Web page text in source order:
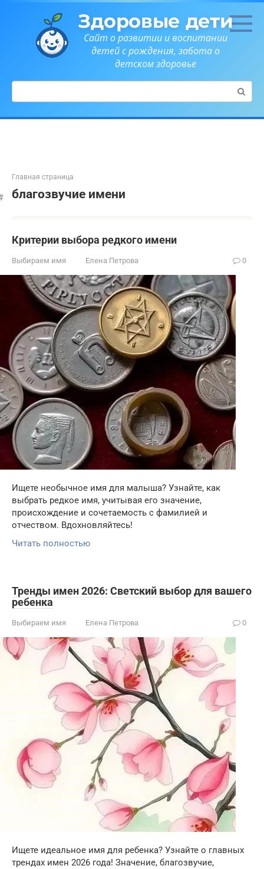
Здоровые дети
Сайт о развитии и воспитании
детей с рождения, забота о
детском здоровье
Поиск:
Главная страница
благозвучие имени
Критерии выбора редкого имени
Выбираем имя Елена Петрова 0
Ищете необычное имя для малыша? Узнайте, как
выбрать редкое имя, учитывая его значение,
происхождение и сочетаемость с фамилией и
отчеством. Вдохновляйтесь!
Читать полностью
Тренды имен 2026: Светский выбор для вашего
ребенка
Выбираем имя Елена Петрова 0
Ищете идеальное имя для ребенка? Узнайте о главных
трендах имен 2026 года! Значение, благозвучие,